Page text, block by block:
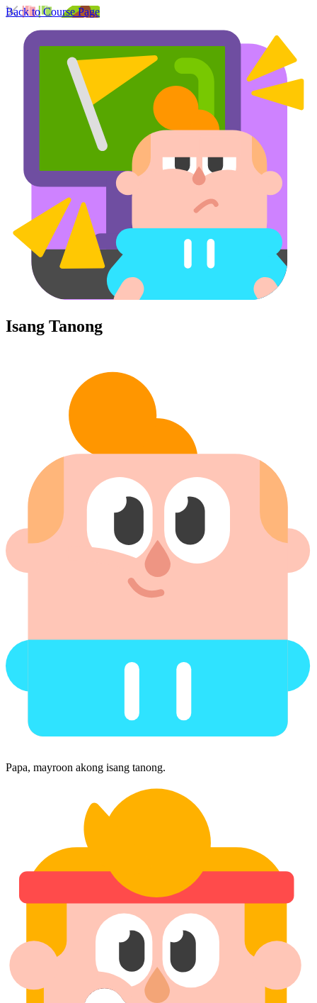
Back to Course Page
Isang Tanong
Papa, mayroon akong isang tanong.